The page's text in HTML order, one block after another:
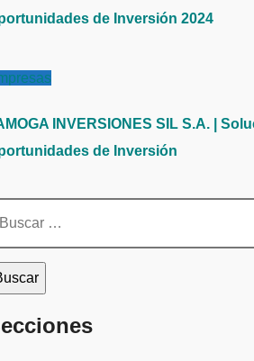
de Inversión 2024
INVERSIONES SIL S.A. |
de Inversión